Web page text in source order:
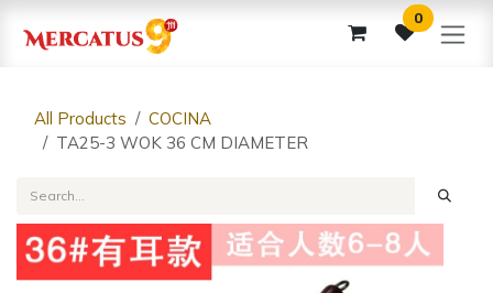
0
All Products
COCINA
TA25-3 WOK 36 CM DIAMETER